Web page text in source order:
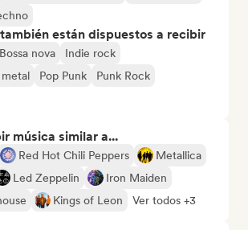
están dispuestos a recibir
Bossa nova
Indie rock
Pop Punk
Punk Rock
música similar a...
Red Hot Chili Peppers
Metallica
Led Zeppelin
Iron Maiden
Kings of Leon Ver todos +3